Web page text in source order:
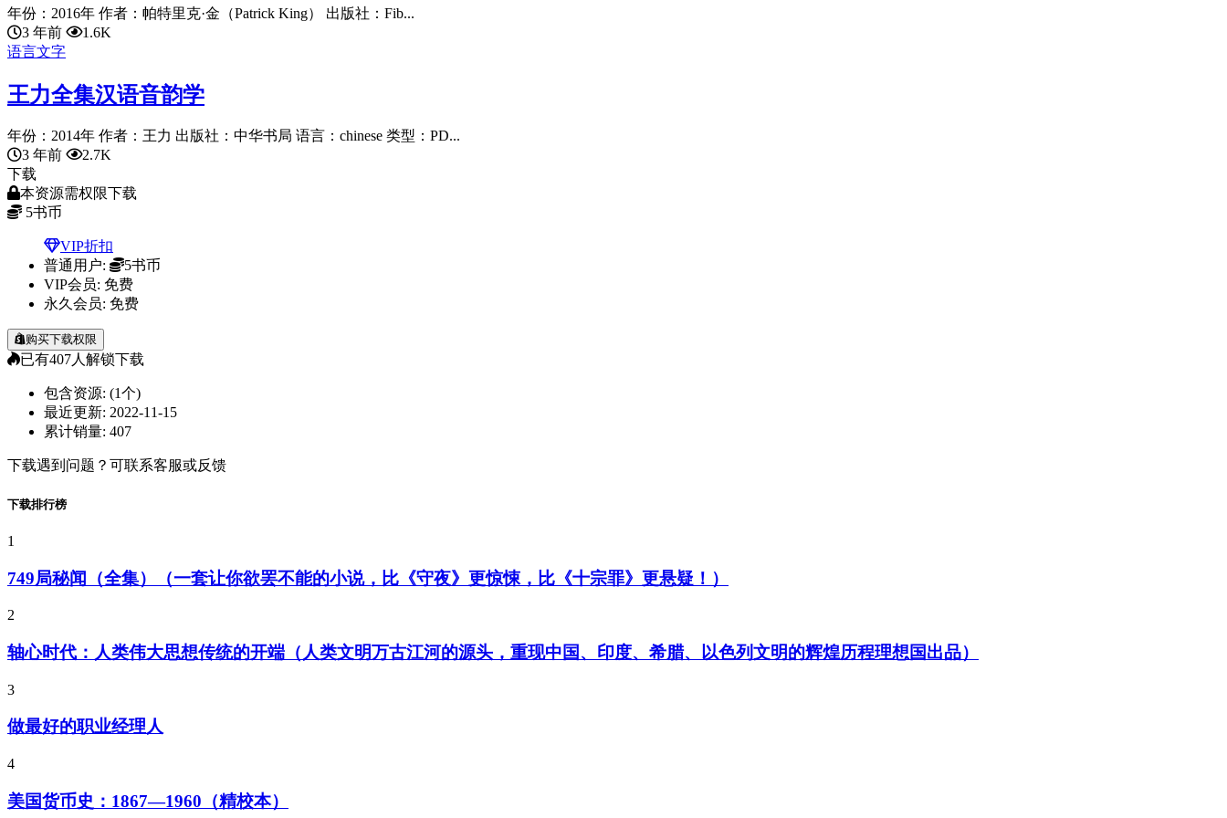
年份：2016年 作者：帕特里克·金（Patrick King） 出版社：Fib...
3 年前
1.6K
语言文字
王力全集汉语音韵学
年份：2014年 作者：王力 出版社：中华书局 语言：chinese 类型：PD...
3 年前
2.7K
下载
本资源需权限下载
5书币
VIP折扣
普通用户:
5书币
VIP会员: 免费
永久会员: 免费
购买下载权限
已有407人解锁下载
包含资源: (1个)
最近更新: 2022-11-15
累计销量: 407
下载遇到问题？可联系客服或反馈
下载排行榜
1
749局秘闻（全集）（一套让你欲罢不能的小说，比《守夜》更惊悚，比《十宗罪》更悬疑！）
2
轴心时代：人类伟大思想传统的开端（人类文明万古江河的源头，重现中国、印度、希腊、以色列文明的辉煌历程理想国出品）
3
做最好的职业经理人
4
美国货币史：1867—1960（精校本）